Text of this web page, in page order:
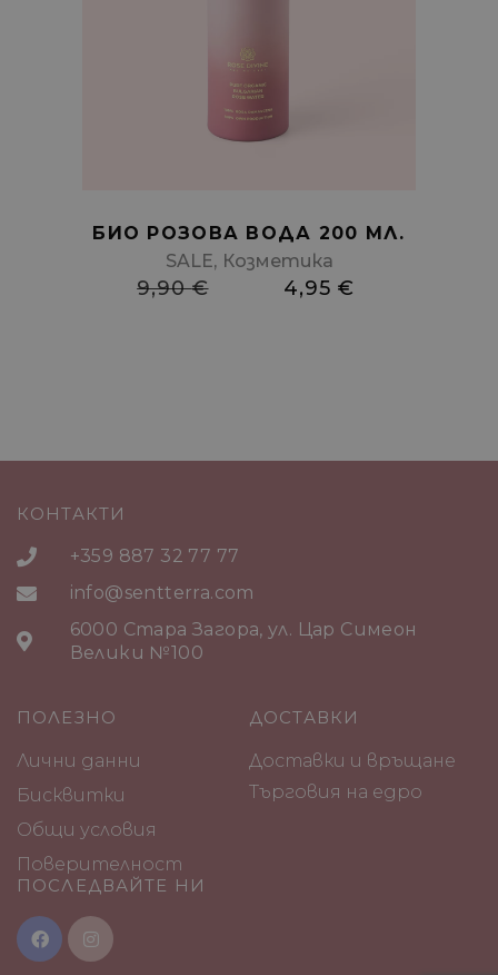
cart
БИО РОЗОВА ВОДА 200 МЛ.
SALE, Козметика
9,90€ 4,95 €
КОНТАКТИ
+359 887 32 77 77
info@sentterra.com
6000 Стара Загора, ул. Цар Симеон
Велики №100
ПОЛЕЗНО
Лични данни
Бисквитки
Общи условия
Поверителност
ДОСТАВКИ
Доставки и връщане
Търговия на едро
ПОСЛЕДВАЙТЕ НИ